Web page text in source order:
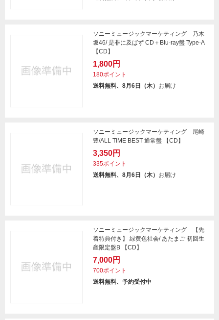
ソニーミュージックマーケティング 乃木
坂46/ 是非に及ばず CD＋Blu-ray盤 Type-A
【CD】
1,800円
180ポイント
送料無料、8月6日（木） お届け
ソニーミュージックマーケティング 尾崎
豊/ALL TIME BEST 通常盤 【CD】
3,350円
335ポイント
送料無料、8月6日（木） お届け
ソニーミュージックマーケティング 【先
着特典付き】 緑黄色社会/ あたまご 初回生
産限定盤B 【CD】
7,000円
700ポイント
送料無料、予約受付中